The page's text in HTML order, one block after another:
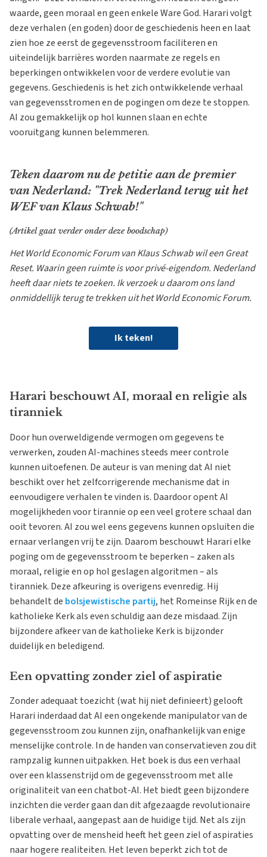
waarde, geen moraal en geen enkele Ware God. Harari volgt
deze verhalen (en goden) door de geschiedenis heen en laat
zien hoe ze eerst de gegevensstroom faciliteren en
uiteindelijk barrières worden naarmate ze regels en
beperkingen ontwikkelen voor de verdere evolutie van
gegevens. Geschiedenis is het zich ontwikkelende verhaal
van gegevensstromen en de pogingen om deze te stoppen.
AI zou gemakkelijk op hol kunnen slaan en echte
vooruitgang kunnen belemmeren.
Teken daarom nu de petitie aan de premier
van Nederland: "Trek Nederland terug uit het
WEF van Klaus Schwab!"
(Artikel gaat verder onder deze boodschap)
Het World Economic Forum van Klaus Schwab wil een Great
Reset. Waarin geen ruimte is voor privé-eigendom. Nederland
heeft daar niets te zoeken. Ik verzoek u daarom ons land
onmiddellijk terug te trekken uit het World Economic Forum.
Ik teken!
Harari beschouwt AI, moraal en religie als
tiranniek
Door hun overweldigende vermogen om gegevens te
verwerken, zouden AI-machines steeds meer controle
kunnen uitoefenen. De auteur is van mening dat AI niet
beschikt over het zelfcorrigerende mechanisme dat in
eenvoudigere verhalen te vinden is. Daardoor opent AI
mogelijkheden voor tirannie op een veel grotere schaal dan
ooit tevoren. AI zou wel eens gegevens kunnen opsluiten die
ernaar verlangen vrij te zijn. Daarom beschouwt Harari elke
poging om de gegevensstroom te beperken – zaken als
moraal, religie en op hol geslagen algoritmen – als
tiranniek. Deze afkeuring is overigens evenredig. Hij
behandelt de bolsjewistische partij, het Romeinse Rijk en de
katholieke Kerk als even schuldig aan deze misdaad. Zijn
bijzondere afkeer van de katholieke Kerk is bijzonder
duidelijk en beledigend.
Een opvatting zonder ziel of aspiratie
Zonder adequaat toezicht (wat hij niet definieert) gelooft
Harari inderdaad dat AI een ongekende manipulator van de
gegevensstroom zou kunnen zijn, onafhankelijk van enige
menselijke controle. In de handen van conservatieven zou dit
rampzalig kunnen uitpakken. Het boek is dus een verhaal
over een klassenstrijd om de gegevensstroom met alle
originaliteit van een chatbot-AI. Het biedt geen bijzondere
inzichten die verder gaan dan dit afgezaagde revolutionaire
liberale verhaal, aangepast aan de huidige tijd. Net als zijn
opvatting over de mensheid heeft het geen ziel of aspiraties
naar hogere realiteiten. Het leven beperkt zich tot de